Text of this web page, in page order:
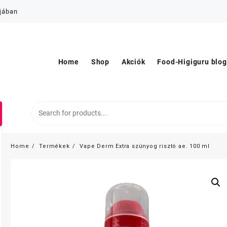
Home Shop Akciók Food-Higiguru blog
Home Termékek Vape Derm Extra szúnyog risztó ae. 100 ml